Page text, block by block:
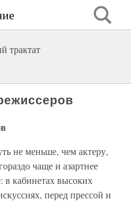
трактат
не меньше, чем актеру,
чаще и азартнее
в кабинетах высоких
перед прессой и